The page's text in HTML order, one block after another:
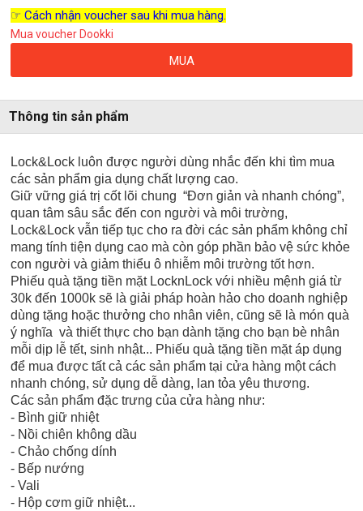
☞ Cách nhận voucher sau khi mua hàng.
Mua voucher Dookki
MUA
Thông tin sản phẩm
Lock&Lock luôn được người dùng nhắc đến khi tìm mua
các sản phẩm gia dụng chất lượng cao.
Giữ vững giá trị cốt lõi chung “Đơn giản và nhanh chóng”,
quan tâm sâu sắc đến con người và môi trường,
Lock&Lock vẫn tiếp tục cho ra đời các sản phẩm không chỉ
mang tính tiện dụng cao mà còn góp phần bảo vệ sức khỏe
con người và giảm thiểu ô nhiễm môi trường tốt hơn.
Phiếu quà tặng tiền mặt LocknLock với nhiều mệnh giá từ
30k đến 1000k sẽ là giải pháp hoàn hảo cho doanh nghiệp
dùng tặng hoặc thưởng cho nhân viên, cũng sẽ là món quà
ý nghĩa và thiết thực cho bạn dành tặng cho bạn bè nhân
mỗi dịp lễ tết, sinh nhật... Phiếu quà tặng tiền mặt áp dụng
để mua được tất cả các sản phẩm tại cửa hàng một cách
nhanh chóng, sử dụng dễ dàng, lan tỏa yêu thương.
Các sản phẩm đặc trưng của cửa hàng như:
- Bình giữ nhiệt
- Nồi chiên không dầu
- Chảo chống dính
- Bếp nướng
- Vali
- Hộp cơm giữ nhiệt...